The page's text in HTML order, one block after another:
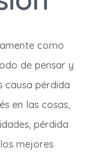
como
de pensar y
causa pérdida
en las cosas,
pérdida
mejores